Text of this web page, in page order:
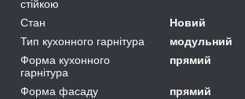
стійкою
Стан
Новий
Тип кухонного гарнітура
модульний
Форма кухонного
гарнітура
прямий
Форма фасаду
прямий